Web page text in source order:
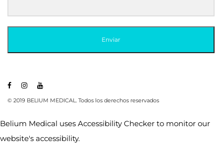
Enviar
© 2019 BELIUM MEDICAL. Todos los derechos reservados
Belium Medical uses Accessibility Checker to monitor our
website's accessibility.